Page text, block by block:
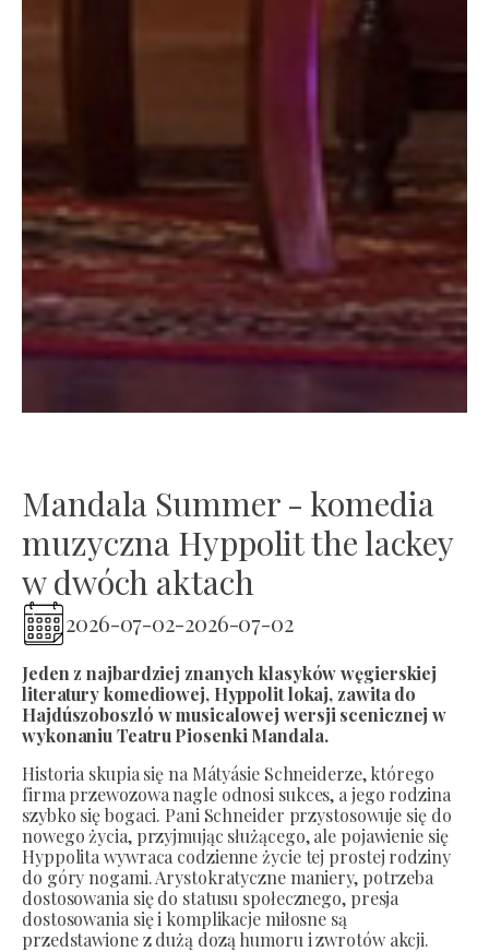
Mandala Summer - komedia
muzyczna Hyppolit the lackey
w dwóch aktach
2026-07-02-2026-07-02
Jeden z najbardziej znanych klasyków węgierskiej
literatury komediowej, Hyppolit lokaj, zawita do
Hajdúszoboszló w musicalowej wersji scenicznej w
wykonaniu Teatru Piosenki Mandala.
Historia skupia się na Mátyásie Schneiderze, którego
firma przewozowa nagle odnosi sukces, a jego rodzina
szybko się bogaci. Pani Schneider przystosowuje się do
nowego życia, przyjmując służącego, ale pojawienie się
Hyppolita wywraca codzienne życie tej prostej rodziny
do góry nogami. Arystokratyczne maniery, potrzeba
dostosowania się do statusu społecznego, presja
dostosowania się i komplikacje miłosne są
przedstawione z dużą dozą humoru i zwrotów akcji.